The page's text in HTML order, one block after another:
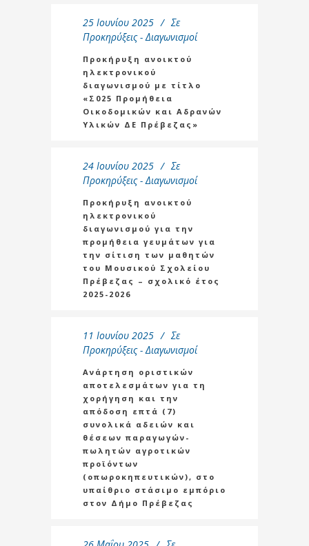
25 Ιουνίου 2025
Σε
Προκηρύξεις - Διαγωνισμοί
Προκήρυξη ανοικτού
ηλεκτρονικού
διαγωνισμού με τίτλο
«Σ025 Προμήθεια
Οικοδομικών και Αδρανών
Υλικών ΔΕ Πρέβεζας»
24 Ιουνίου 2025
Σε
Προκηρύξεις - Διαγωνισμοί
Προκήρυξη ανοικτού
ηλεκτρονικού
διαγωνισμού για την
προμήθεια γευμάτων για
την σίτιση των μαθητών
του Μουσικού Σχολείου
Πρέβεζας – σχολικό έτος
2025-2026
11 Ιουνίου 2025
Σε
Προκηρύξεις - Διαγωνισμοί
Ανάρτηση οριστικών
αποτελεσμάτων για τη
χορήγηση και την
απόδοση επτά (7)
συνολικά αδειών και
θέσεων παραγωγών-
πωλητών αγροτικών
προϊόντων
(οπωροκηπευτικών), στο
υπαίθριο στάσιμο εμπόριο
στον Δήμο Πρέβεζας